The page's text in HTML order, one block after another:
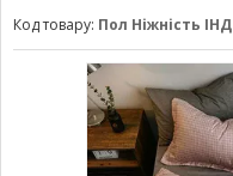
Код товару: Пол Ніжність ІНД